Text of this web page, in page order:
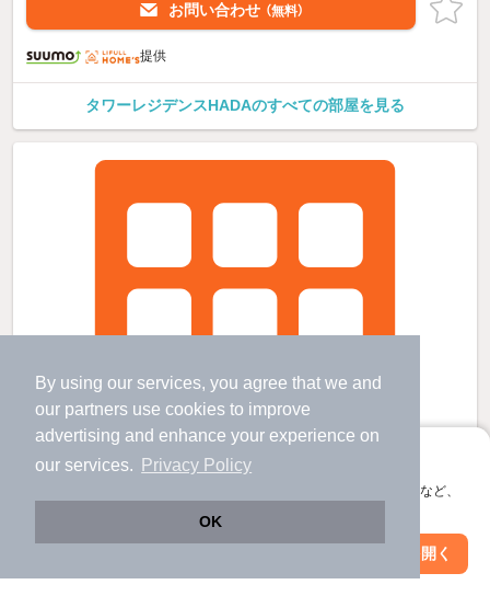
By using our services, you agree that we and
our partners use cookies to improve
advertising and enhance your experience on
our services.
Privacy Policy
OK
アプリに切り替えて、サクサクお部屋探し
会員登録なしですぐ使える。マップ検索やお気に入り保存など、
アプリを開く
お問い合わせ （無料）
提供
タワーレジデンスHADAのすべての部屋を見る
絞り込み条件を変更